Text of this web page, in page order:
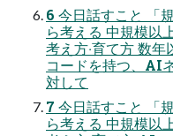
6 今⽇話すこと 「
ら考える 中規模以
考え⽅‧育て⽅ 数
コードを持つ、AI
対して
7 今⽇話すこと 「
ら考える 中規模以